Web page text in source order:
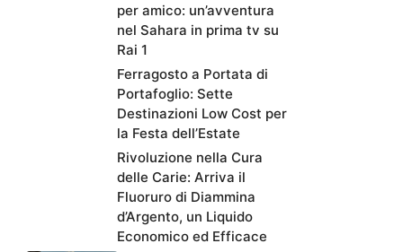
per amico: un’avventura
nel Sahara in prima tv su
Rai 1
Ferragosto a Portata di
Portafoglio: Sette
Destinazioni Low Cost per
la Festa dell’Estate
Rivoluzione nella Cura
delle Carie: Arriva il
Fluoruro di Diammina
d’Argento, un Liquido
Economico ed Efficace